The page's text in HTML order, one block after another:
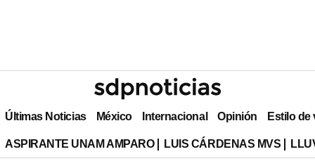
Últimas Noticias México Internacional Opinión Estilo de
ASPIRANTE UNAM AMPARO LUIS CÁRDENAS MVS